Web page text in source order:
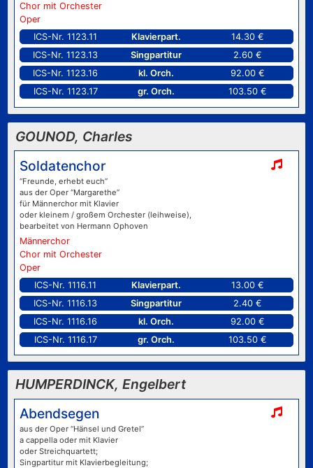
Chor mit Orchester
Oper
ICS-Nr. 1123.11
Klavierpart.
14.30 €
ICS-Nr. 1123.13
Singpartitur
2.60 €
ICS-Nr. 1123.16
kl. Orch.
92.00 €
ICS-Nr. 1123.17
gr. Orch. 103.50 €
GOUNOD, Charles
Soldatenchor
“Freunde, erhebt euch”
aus der Oper “Margarethe”
für Männerchor mit Klavier
oder kleinem / großem Orchester (leihweise),
bearbeitet von Hermann Ophoven
Männerchor
Chor mit Orchester
Oper
ICS-Nr. 1116.11
Klavierpart.
13.00 €
ICS-Nr. 1116.13
Singpartitur
2.40 €
ICS-Nr. 1116.16
kl. Orch.
92.00 €
ICS-Nr. 1116.17
gr. Orch. 103.50 €
HUMPERDINCK, Engelbert
Abendsegen
aus der Oper “Hänsel und Gretel”
a cappella oder mit Klavier
oder Streichquartett;
Singpartitur mit Klavierbegleitung;